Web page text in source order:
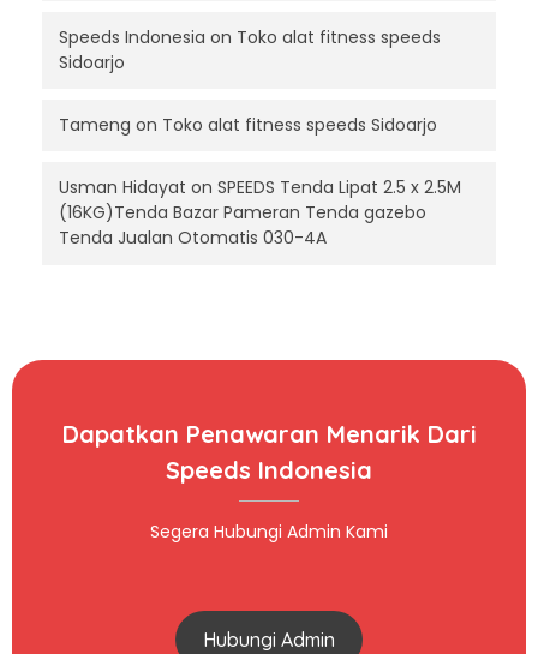
Speeds Indonesia on Toko alat fitness speeds
Sidoarjo
Tameng on Toko alat fitness speeds Sidoarjo
Usman Hidayat on SPEEDS Tenda Lipat 2.5 x 2.5M
(16KG)Tenda Bazar Pameran Tenda gazebo
Tenda Jualan Otomatis 030-4A
Dapatkan Penawaran Menarik Dari
Speeds Indonesia
Segera Hubungi Admin Kami
Hubungi Admin